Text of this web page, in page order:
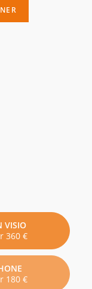
VISIO
360 €
180 €